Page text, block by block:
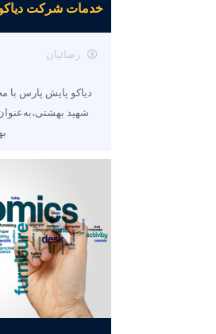
خدمات شرکت
رضائیان
دیاکو پایش پارس با
شهید